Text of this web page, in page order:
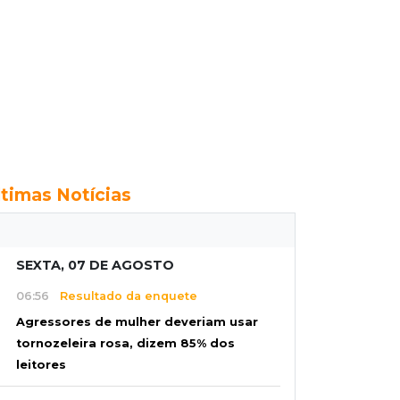
Notícias
SEXTA, 07 DE AGOSTO
06:56 Resultado da enquete
Agressores de mulher deveriam usar
tornozeleira rosa, dizem 85% dos
leitores